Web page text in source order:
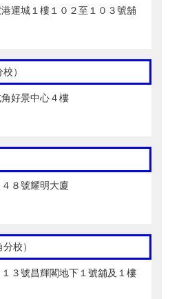
運城１樓１０２至１０３號舖
）
好景中心４樓
８號耀明大廈
校）
３號昌輝閣地下１號舖及１樓